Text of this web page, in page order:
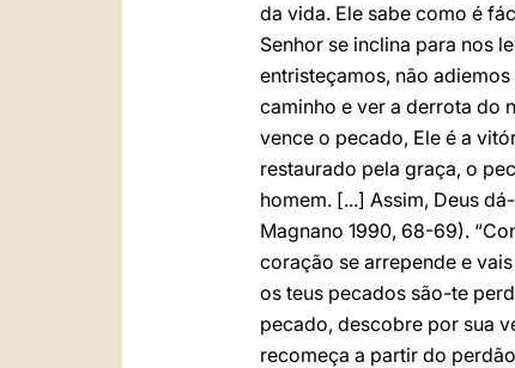
da vida. Ele sabe como é
Senhor se inclina para nos
entristeçamos, não
caminho e ver a derrota do
vence o pecado, Ele é a
restaurado pela graça, o
homem. [...] Assim, Deus
Magnano 1990, 68-69).
coração se arrepende e
os teus pecados são-te
pecado, descobre por sua
recomeça a partir do